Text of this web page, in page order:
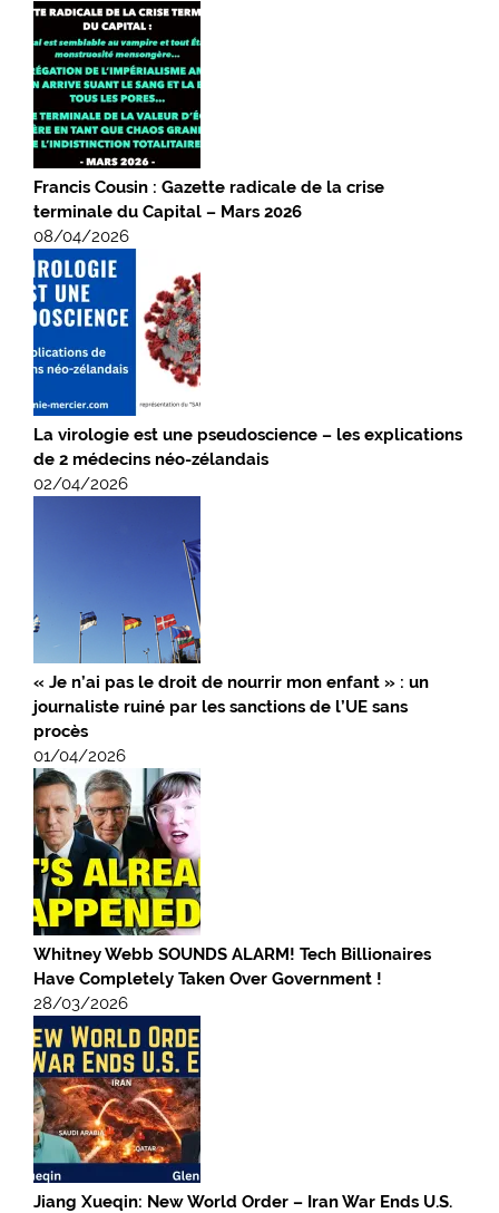
Francis Cousin : Gazette radicale de la crise
terminale du Capital – Mars 2026
08/04/2026
La virologie est une pseudoscience – les explications
de 2 médecins néo-zélandais
02/04/2026
« Je n’ai pas le droit de nourrir mon enfant » : un
journaliste ruiné par les sanctions de l’UE sans
procès
01/04/2026
Whitney Webb SOUNDS ALARM! Tech Billionaires
Have Completely Taken Over Government !
28/03/2026
Jiang Xueqin: New World Order – Iran War Ends U.S.